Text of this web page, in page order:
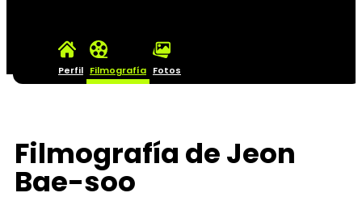
Perfil Filmografía Fotos
Filmografía de Jeon
Bae-soo